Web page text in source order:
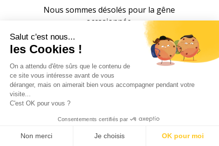
Salut c'est nous...
les Cookies !
On a attendu d'être sûrs que le contenu de
ce site vous intéresse avant de vous
déranger, mais on aimerait bien vous accompagner pendant votre
visite...
C'est OK pour vous ?
Consentements certifiés par
Non merci Je choisis OK pour moi
Nous sommes désolés pour la gêne
occasionnée.